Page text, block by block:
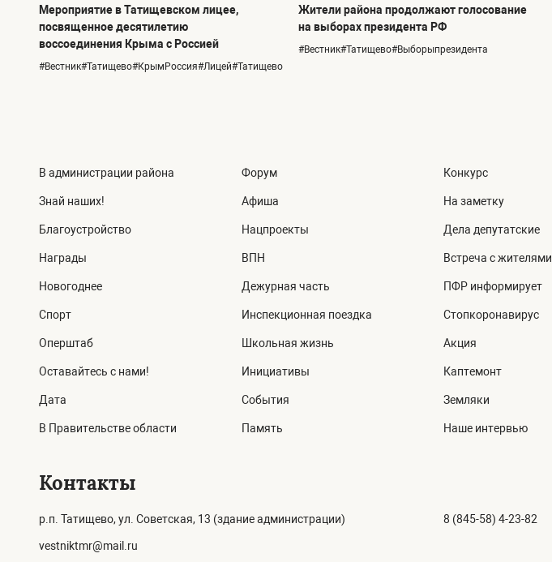
Мероприятие в Татищевском лицее,
посвященное десятилетию
воссоединения Крыма с Россией
#Вестник#Татищево#КрымРоссия#Лицей#Татищево
Жители района продолжают голосование
на выборах президента РФ
#Вестник#Татищево#Выборыпрезидента
В администрации района
Знай наших!
Благоустройство
Награды
Новогоднее
Спорт
Оперштаб
Оставайтесь с нами!
Дата
В Правительстве области
Форум
Афиша
Нацпроекты
ВПН
Дежурная часть
Инспекционная поездка
Школьная жизнь
Инициативы
События
Память
Конкурс
На заметку
Дела депутатские
Встреча с жителями
ПФР информирует
Стопкоронавирус
Акция
Каптемонт
Земляки
Наше интервью
Контакты
р.п. Татищево, ул. Советская, 13 (здание администрации)
vestniktmr@mail.ru
8 (845-58) 4-23-82